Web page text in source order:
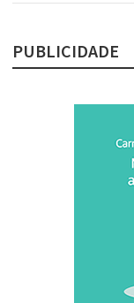
PUBLICIDADE